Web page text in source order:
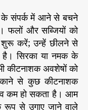
के संपर्क में आने से बचने
और सब्जियों को
शुरू करें; उन्हें छीलने से
सिरका या नमक के
कीटनाशक अवशेषों को
से कुछ कीटनाशक
कम हो सकता है। आम
रूप से उगाए जाने वाले